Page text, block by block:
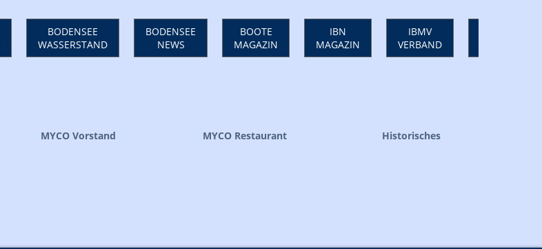
BODENSEE
WASSERSTAND
BODENSEE
NEWS
BOOTE
MAGAZIN
IBN
MAGAZIN
IBMV
VERBAND
MYCO Vorstand MYCO Restaurant Historisches